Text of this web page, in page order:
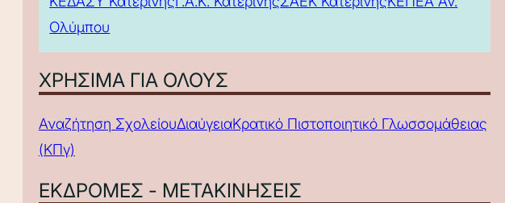
Ολύμπου
ΧΡΗΣΙΜΑ ΓΙΑ ΟΛΟΥΣ
Αναζήτηση ΣχολείουΔιαύγειαΚρατικό Πιστοποιητικό Γλωσσομάθειας
(ΚΠγ)
ΕΚΔΡΟΜΕΣ - ΜΕΤΑΚΙΝΗΣΕΙΣ